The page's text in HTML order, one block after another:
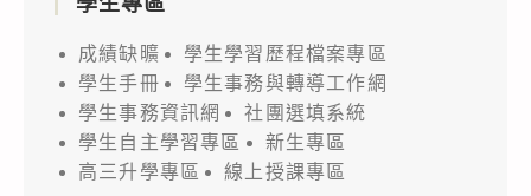
成績缺曠
學生學習歷程檔案專區
學生手冊
學生事務與轉導工作網
學生事務資訊網
社團選填系統
學生自主學習專區
新生專區
高三升學專區
線上授課專區